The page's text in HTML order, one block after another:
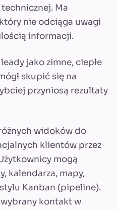
Ma
nie odciąga uwagi
informacji.
jako zimne, ciepłe
skupić się na
przyniosą rezultaty
widoków do
klientów przez
mogą
kalendarza, mapy,
Kanban (pipeline).
kontakt w